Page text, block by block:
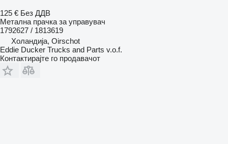
125 € Без ДДВ
Метална прачка за управувач
1792627 / 1813619
Холандија, Oirschot
Eddie Ducker Trucks and Parts v.o.f.
Контактирајте го продавачот